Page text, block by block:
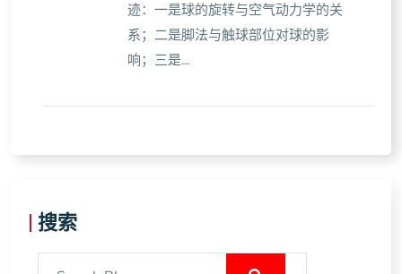
迹：一是球的旋转与空气动力学的关
系；二是脚法与触球部位对球的影
响；三是...
搜索